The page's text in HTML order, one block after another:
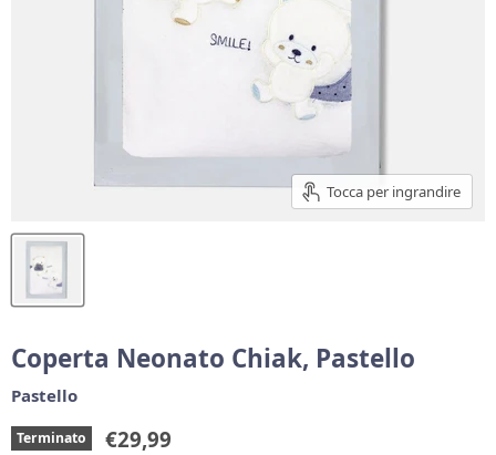
Tocca per ingrandire
Coperta Neonato Chiak, Pastello
Pastello
Terminato Prezzo corrente
€29,99